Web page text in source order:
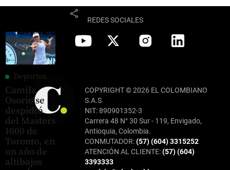
share
Deportes
Camila
Osorio se
despidió
del Masters
1000 de
Toronto, en
un año de
altibajos
REDES SOCIALES
COPYRIGHT © 2026 EL COLOMBIANO
S.A.S
NIT: 890901352-3
Carrera 48 N° 30 Sur - 119, Envigado,
Antioquia, Colombia.
CONMUTADOR:(57) (604) 3315252
ATENCIÓN AL CLIENTE:(57) (604)
3393333